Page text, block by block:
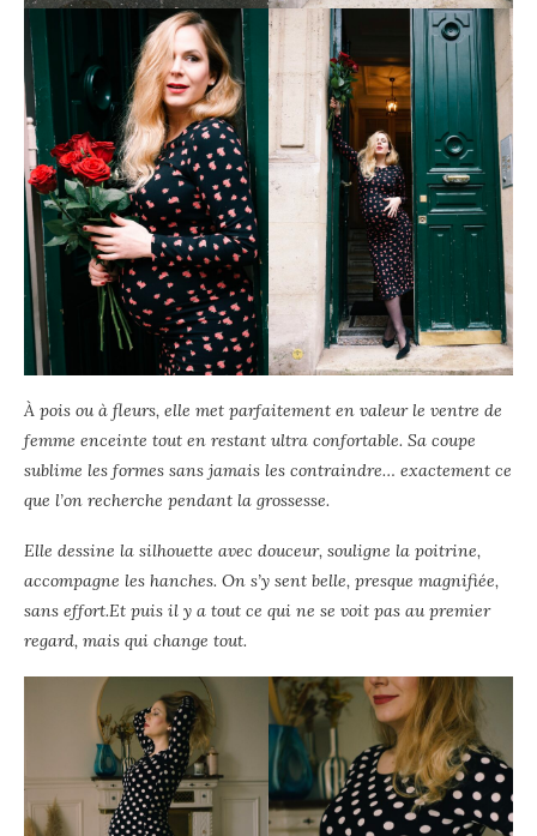
À pois ou à fleurs, elle met parfaitement en valeur le ventre de
femme enceinte tout en restant ultra confortable. Sa coupe
sublime les formes sans jamais les contraindre… exactement ce
que l’on recherche pendant la grossesse.
Elle dessine la silhouette avec douceur, souligne la poitrine,
accompagne les hanches. On s’y sent belle, presque magnifiée,
sans effort.Et puis il y a tout ce qui ne se voit pas au premier
regard, mais qui change tout.